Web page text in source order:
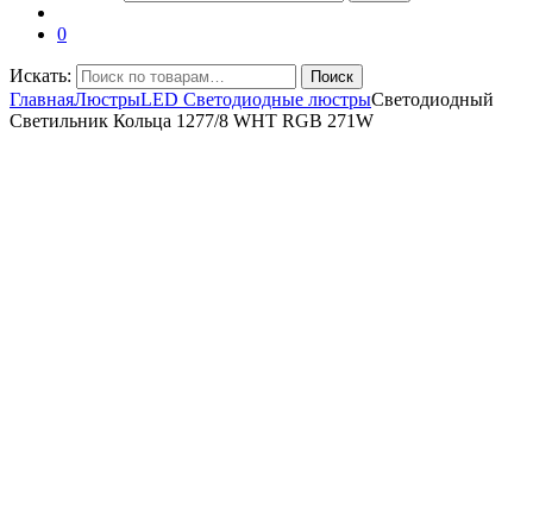
0
Искать: Поиск
ГлавнаяЛюстрыLED Светодиодные люстрыСветодиодный
Светильник Кольца 1277/8 WHT RGB 271W